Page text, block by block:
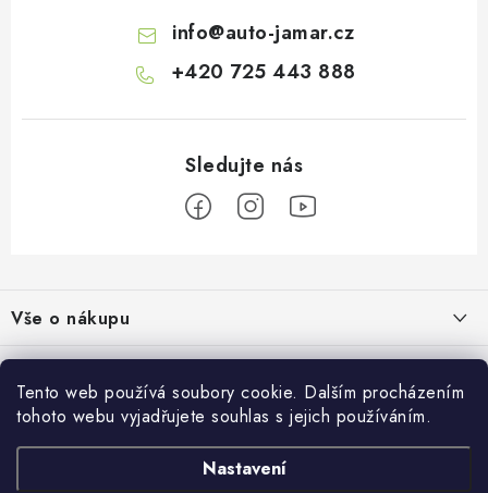
Tento web používá soubory cookie. Dalším procházením
tohoto webu vyjadřujete souhlas s jejich používáním.
Nastavení
info@auto-jamar.cz
+420 725 443 888
p
a
Vše o nákupu
Doprava a platba
Vrácení a výměna
Reklamace
Obchodní podmínky
O nás
Kontakty
Prodejna
Přijímáme online platby